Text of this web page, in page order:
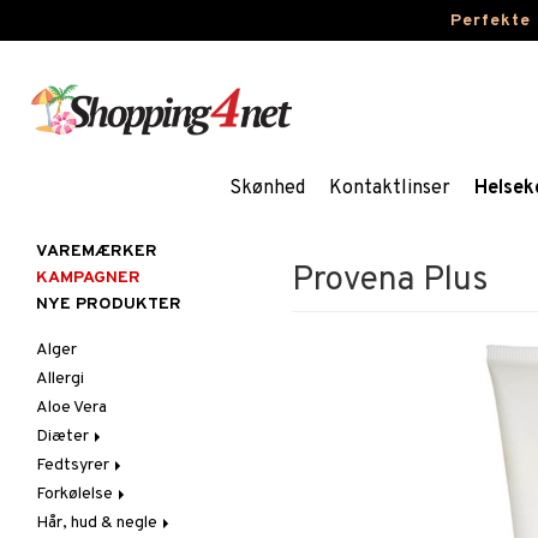
Perfekte
Skønhed Kontaktlinser
Provena Plus
VAREMÆRKER
KAMPAGNER
NYE PRODUKTER
Alger
Allergi
Aloe Vera
Diæter
Glutenintolerant
LCHF
Raw Food
Fedtsyrer
Marina fedtsyrer
Veg fedtsyrer
Forkølelse
C-vitamin
Hår, hud & negle